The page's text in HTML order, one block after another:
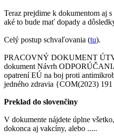
Teraz prejdime k dokumentom aj
aké to bude mať dopady a
Celý postup schvaľovania (tu).
PRACOVNÝ DOKUMENT
dokument Návrh
opatrení EÚ na boj proti
jedného zdravia {COM(2023)
Preklad do slovenčiny
V dokumente nájdete úplne
dokonca aj vakcíny, alebo .....